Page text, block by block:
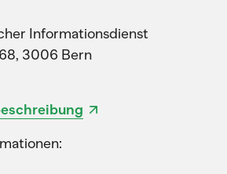
Informationsdienst
3006 Bern